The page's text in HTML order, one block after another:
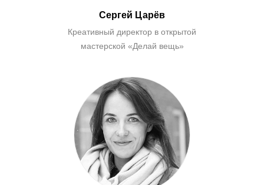
Сергей Царёв
Креативный директор в открытой
мастерской «Делай вещь»